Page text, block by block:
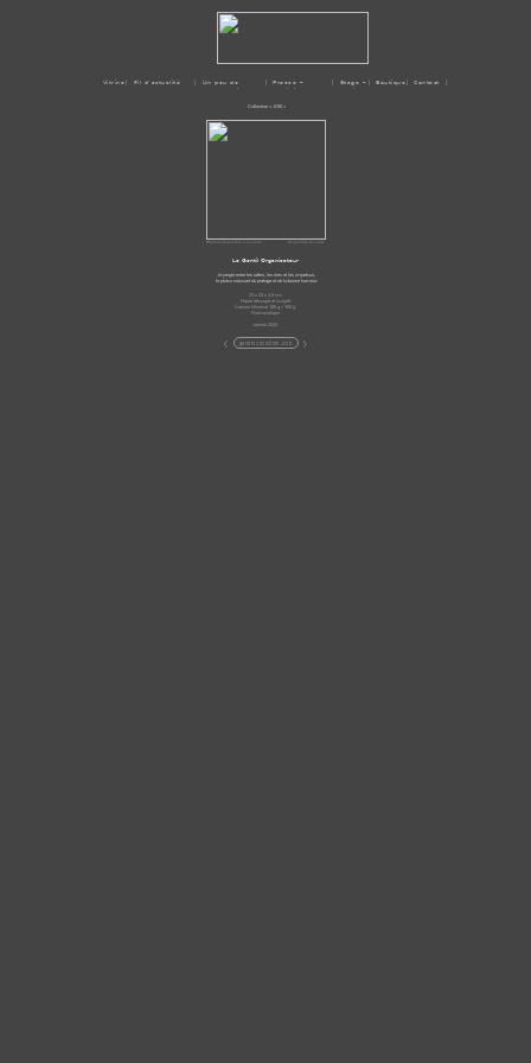
Vitrine | Fil d'actualité
| Un peu de
moi
| Presse –
Médias
| Stage –
Ateliers
| Boutique | Contact |
Collection « JOIE »
Original disponible à la vente Disponible en carte
Le Gentil Organisateur
Je jongle entre les idées, les rires et les imprévus,
le plaisir naissant du partage et de la bonne humeur.
23 x 23 x 3,5 cm
Papier découpé et sculpté
Canson Montval 185 g – 300 g
Fond acrylique
Janvier 2025
< galerie collection JOIE >